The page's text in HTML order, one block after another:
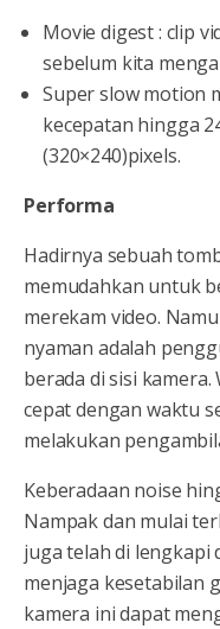
Movie digest : clip
sebelum kita
Super slow motion
kecepatan hingga
(320×240)pixels.
Performa
Hadirnya sebuah
memudahkan untuk
merekam video.
nyaman adalah
berada di sisi
cepat dengan waktu
melakukan
Keberadaan noise
Nampak dan mulai
juga telah di lengkapi
menjaga kesetabilan
kamera ini dapat